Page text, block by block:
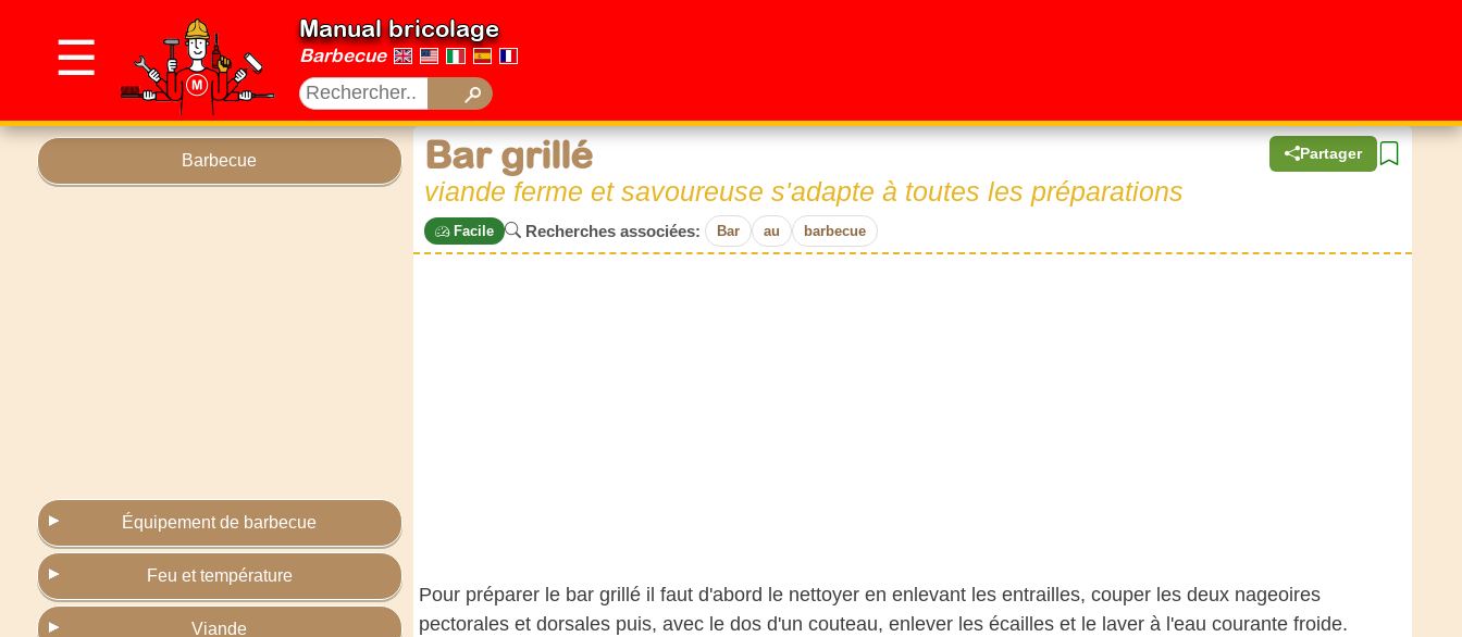
☰
Manual bricolage
Barbecue
Barbecue
Équipement de barbecue
Feu et température
Viande
Partager
Bar grillé
viande ferme et savoureuse s'adapte à toutes les préparations
Facile Recherches associées: Bar au barbecue
Pour préparer le bar grillé il faut d'abord le nettoyer en enlevant les entrailles, couper les deux nageoires
pectorales et dorsales puis, avec le dos d'un couteau, enlever les écailles et le laver à l'eau courante froide.